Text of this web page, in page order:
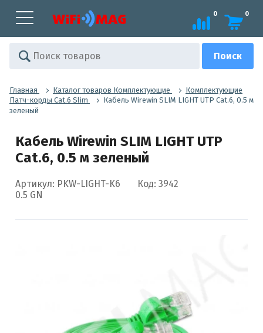
0 0
Главная Каталог товаров Комплектующие
Комплектующие
Патч-корды Cat.6 Slim
Кабель Wirewin SLIM LIGHT UTP Cat.6, 0.5 м
зеленый
Кабель Wirewin SLIM LIGHT UTP
Cat.6, 0.5 м зеленый
Артикул: PKW-LIGHT-K6
0.5 GN
Код: 3942